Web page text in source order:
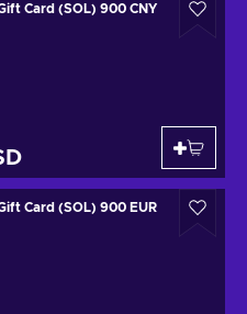
Card (SOL) 900 CNY
Card (SOL) 900 EUR